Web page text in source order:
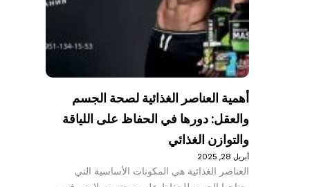
أهمية العناصر الغذائية لصحة الجسم
والعقل: دورها في الحفاظ على اللياقة
والتوازن الغذائي
أبريل 28, 2025
العناصر الغذائية هي المكونات الأساسية التي